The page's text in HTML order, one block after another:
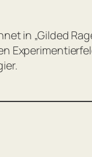
in „Gilded